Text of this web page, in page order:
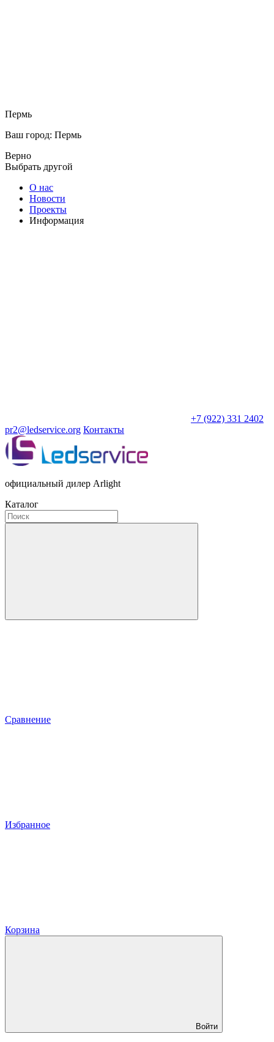
Пермь
Ваш город: Пермь
Верно
Выбрать другой
О нас
Новости
Проекты
Информация
+7 (922) 331 2402
pr2@ledservice.org Контакты
официальный дилер Arlight
Каталог
Сравнение
Избранное
Корзина
Войти